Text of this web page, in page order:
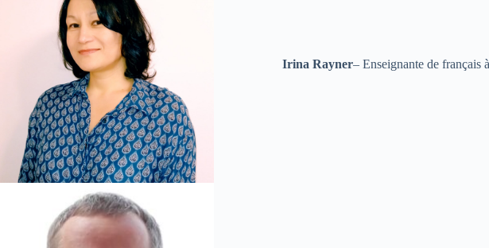
Irina Rayner– Enseignante de français